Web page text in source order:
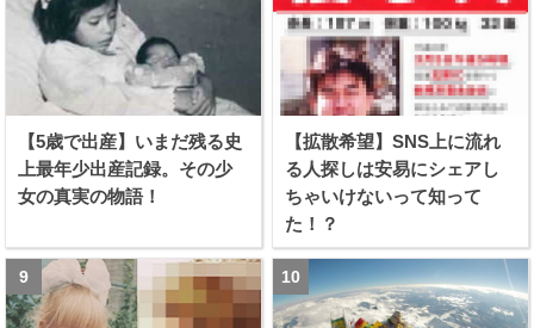
【5歳で出産】いまだ残る史
上最年少出産記録。その少
女の真実の物語！
【拡散希望】SNS上に流れ
る人探しは安易にシェアし
ちゃいけないって知って
た！？